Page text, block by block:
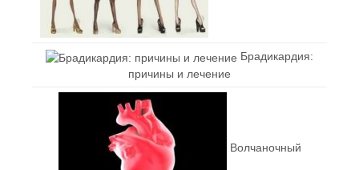
Брадикардия:
причины и лечение
Волчаночный